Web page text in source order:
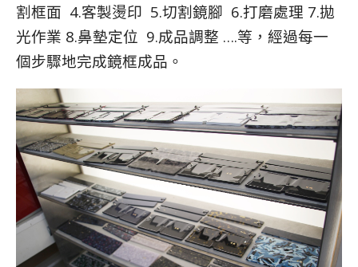
割框面 4.客製燙印 5.切割鏡腳 6.打磨處理 7.拋
光作業 8.鼻墊定位 9.成品調整 ….等，經過每一
個步驟地完成鏡框成品。